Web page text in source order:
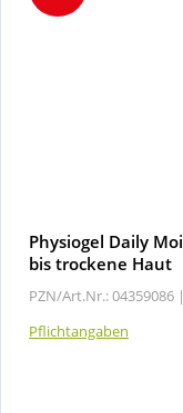
Physiogel Daily
bis trockene Haut
PZN/Art.Nr.: 04359086 |
Pflichtangaben